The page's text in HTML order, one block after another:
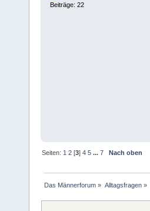
Beiträge: 22
Seiten: 1 2 [3]4 5 ...7 Nach oben
Das Männerforum » Alltagsfragen»